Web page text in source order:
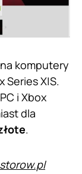
komputery
Series X|S.
i Xbox
dla
.